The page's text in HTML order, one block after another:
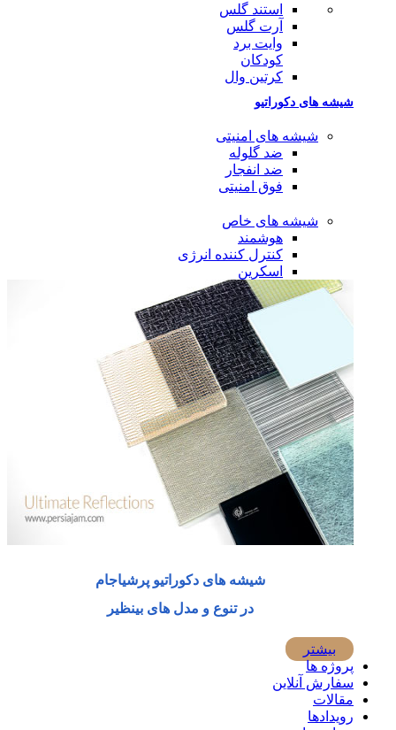
استند گلس
آرت گلس
وایت برد
کودکان
کرتین وال
شیشه های دکوراتیو
شیشه های امنیتی
ضد گلوله
ضد انفجار
فوق امنیتی
شیشه های خاص
هوشمند
کنترل کننده انرژی
اسکرین
شیشه های دکوراتیو پرشیاجام
در تنوع و مدل های بینظیر
بیشتر
پروژه ها
سفارش آنلاین
مقالات
رویدادها